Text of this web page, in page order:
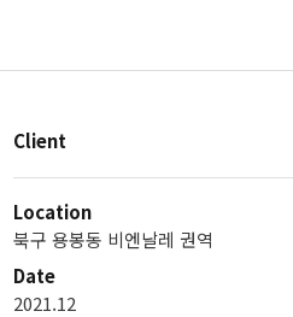
Client
Location
북구 용봉동 비엔날레 권역
Date
2021.12